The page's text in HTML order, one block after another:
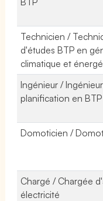
Technicien /
d'études BTP en
climatique et
Ingénieur /
planification en BTP
Domoticien /
Chargé / Chargée
électricité